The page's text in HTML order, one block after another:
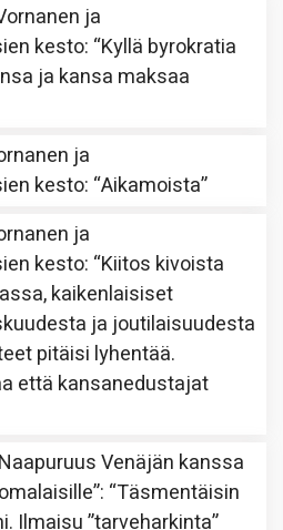
ja
kesto: “Kyllä byrokratia
ja kansa maksaa
ja
kesto: “Aikamoista”
ja
kesto: “Kiitos kivoista
kaikenlaisiset
ja joutilaisuudesta
pitäisi lyhentää.
että kansanedustajat
Venäjän kanssa
: “Täsmentäisin
Ilmaisu ”tarveharkinta”